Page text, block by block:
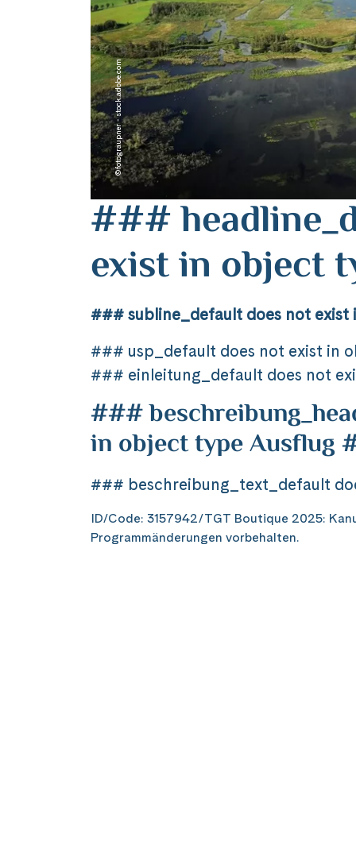
©fotograupner - stock.adobe.com
###
exist in object
### subline_default does not
### usp_default does not exist in
### einleitung_default does not
###
in object type Ausflug
### beschreibung_text_default
ID/Code: 3157942/TGT Boutique 2025:
Programmänderungen vorbehalten.